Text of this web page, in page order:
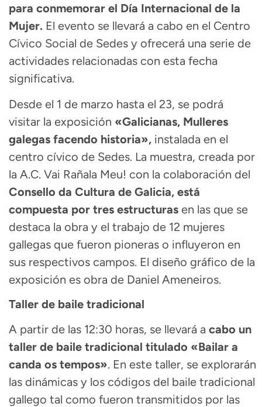
para conmemorar el Día Internacional de la
Mujer. El evento se llevará a cabo en el Centro
Cívico Social de Sedes y ofrecerá una serie de
actividades relacionadas con esta fecha
significativa.
Desde el 1 de marzo hasta el 23, se podrá
visitar la exposición «Galicianas, Mulleres
galegas facendo historia», instalada en el
centro cívico de Sedes. La muestra, creada por
la A.C. Vai Rañala Meu! con la colaboración del
Consello da Cultura de Galicia, está
compuesta por tres estructuras en las que se
destaca la obra y el trabajo de 12 mujeres
gallegas que fueron pioneras o influyeron en
sus respectivos campos. El diseño gráfico de la
exposición es obra de Daniel Ameneiros.
Taller de baile tradicional
A partir de las 12:30 horas, se llevará a cabo un
taller de baile tradicional titulado «Bailar a
canda os tempos». En este taller, se explorarán
las dinámicas y los códigos del baile tradicional
gallego tal como fueron transmitidos por las